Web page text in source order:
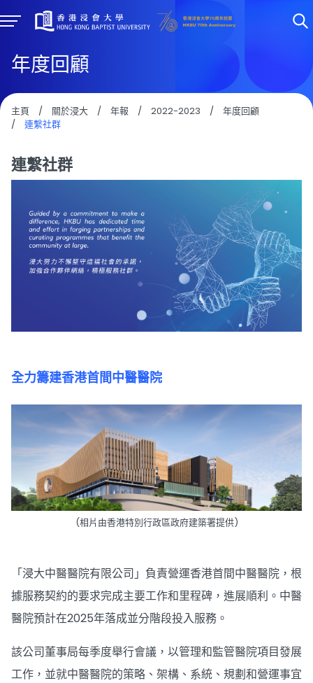
年度回顧
主頁 / 關於浸大 / 年報 / 2022-2023 /
年度回顧
/
連繫社群
連繫社群
全力籌建香港首間中醫醫院
(相片由香港特別行政區政府建築署提供)
「浸大中醫醫院有限公司」負責營運香港首間中醫醫院，根
據服務契約的要求完成主要工作和里程碑，進展順利。中醫
醫院預計在2025年落成並分階段投入服務。
該公司董事局每季度舉行會議，以管理和監管醫院項目發展
工作，並就中醫醫院的策略、架構、系統、規劃和營運事宜